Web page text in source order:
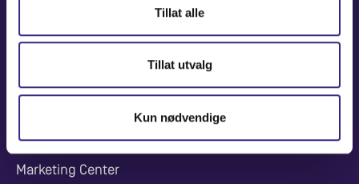
Tillat alle
Tillat utvalg
Kun nødvendige
USEFUL LINKS
Partners America
Press Release
Marketing Center